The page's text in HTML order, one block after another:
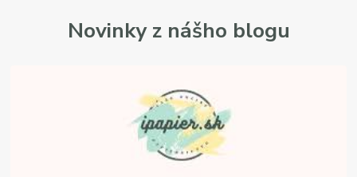
Novinky z nášho blogu